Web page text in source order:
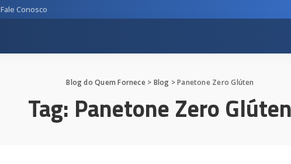
Fale Conosco
Blog do Quem Fornece> Blog >Panetone Zero Glúten
Tag: Panetone Zero